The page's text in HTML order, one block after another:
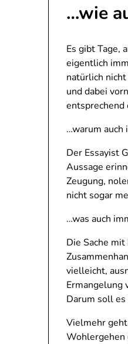
…wie
Es gibt Tage,
eigentlich
natürlich
und dabei
entsprechend
…warum auch
Der Essayist
Aussage
Zeugung,
nicht sogar
…was auch
Die Sache
vielleicht,
Ermangelung
Darum soll
Vielmehr
Wohlergehen